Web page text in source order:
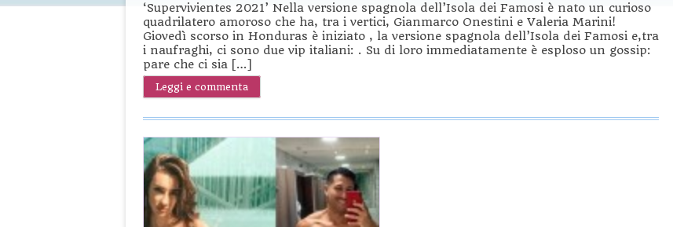
‘Supervivientes 2021’ Nella versione spagnola dell’Isola dei Famosi è nato un curioso
quadrilatero amoroso che ha, tra i vertici, Gianmarco Onestini e Valeria Marini!
Giovedì scorso in Honduras è iniziato , la versione spagnola dell’Isola dei Famosi e,tra
i naufraghi, ci sono due vip italiani: . Su di loro immediatamente è esploso un gossip:
pare che ci sia […]
Leggi e commenta